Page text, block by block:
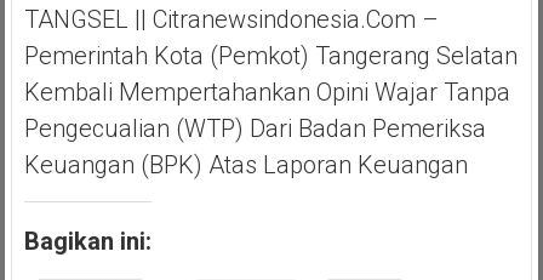
TANGSEL || Citranewsindonesia.com –
Pemerintah Kota (Pemkot) Tangerang Selatan
Kembali Mempertahankan Opini Wajar Tanpa
Pengecualian (WTP) Dari Badan Pemeriksa
Keuangan (BPK) Atas Laporan Keuangan
Bagikan ini: